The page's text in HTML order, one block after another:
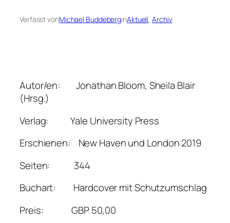
Verfasst vonMichael BuddeberginAktuell, Archiv
Autor/en: Jonathan Bloom, Sheila Blair
(Hrsg.)
Verlag: Yale University Press
Erschienen: New Haven und London 2019
Seiten: 344
Buchart: Hardcover mit Schutzumschlag
Preis: GBP 50,00